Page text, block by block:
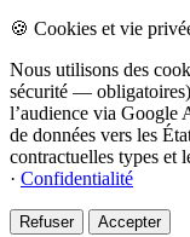
🍪 Cookies et vie
Nous utilisons des
sécurité —
l’audience via Google
de données vers les
contractuelles types et
· Confidentialité
Refuser Accepter